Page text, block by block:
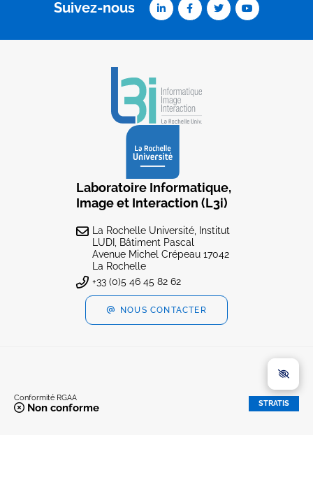
Suivez-nous
Laboratoire Informatique,
Image et Interaction (L3i)
La Rochelle Université, Institut
LUDI, Bâtiment Pascal
Avenue Michel Crépeau 17042
La Rochelle
+33 (0)5 46 45 82 62
NOUS CONTACTER
Conformité RGAA
Non conforme STRATIS